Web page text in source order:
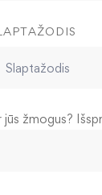
jūs žmogus?